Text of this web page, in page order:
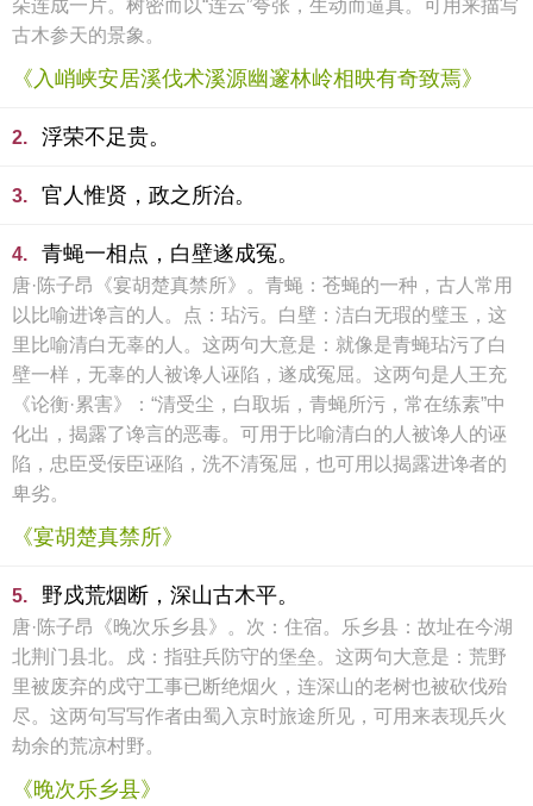
朵连成一片。树密而以“连云”夸张，生动而逼真。可用来描写
古木参天的景象。
《入峭峡安居溪伐术溪源幽邃林岭相映有奇致焉》
2. 浮荣不足贵。
3. 官人惟贤，政之所治。
4. 青蝇一相点，白壁遂成冤。
唐·陈子昂《宴胡楚真禁所》。青蝇：苍蝇的一种，古人常用
以比喻进谗言的人。点：玷污。白壁：洁白无瑕的璧玉，这
里比喻清白无辜的人。这两句大意是：就像是青蝇玷污了白
壁一样，无辜的人被谗人诬陷，遂成冤屈。这两句是人王充
《论衡·累害》：“清受尘，白取垢，青蝇所污，常在练素”中
化出，揭露了谗言的恶毒。可用于比喻清白的人被谗人的诬
陷，忠臣受佞臣诬陷，洗不清冤屈，也可用以揭露进谗者的
卑劣。
《宴胡楚真禁所》
5. 野戍荒烟断，深山古木平。
唐·陈子昂《晚次乐乡县》。次：住宿。乐乡县：故址在今湖
北荆门县北。戍：指驻兵防守的堡垒。这两句大意是：荒野
里被废弃的戍守工事已断绝烟火，连深山的老树也被砍伐殆
尽。这两句写写作者由蜀入京时旅途所见，可用来表现兵火
劫余的荒凉村野。
《晚次乐乡县》